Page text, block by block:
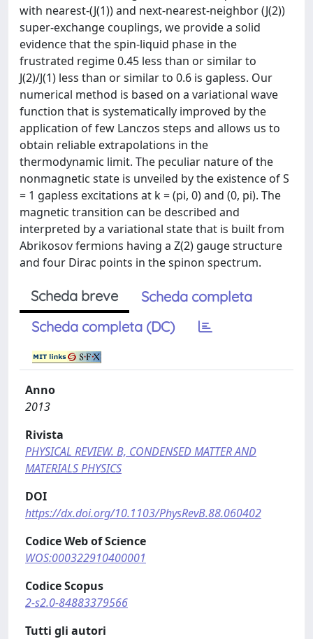
with nearest-(J(1)) and next-nearest-neighbor (J(2))
super-exchange couplings, we provide a solid
evidence that the spin-liquid phase in the
frustrated regime 0.45 less than or similar to
J(2)/J(1) less than or similar to 0.6 is gapless. Our
numerical method is based on a variational wave
function that is systematically improved by the
application of few Lanczos steps and allows us to
obtain reliable extrapolations in the
thermodynamic limit. The peculiar nature of the
nonmagnetic state is unveiled by the existence of S
= 1 gapless excitations at k = (pi, 0) and (0, pi). The
magnetic transition can be described and
interpreted by a variational state that is built from
Abrikosov fermions having a Z(2) gauge structure
and four Dirac points in the spinon spectrum.
Scheda breve
Scheda completa
Scheda completa (DC)
Anno
2013
Rivista
PHYSICAL REVIEW. B, CONDENSED MATTER AND
MATERIALS PHYSICS
DOI
https://dx.doi.org/10.1103/PhysRevB.88.060402
Codice Web of Science
WOS:000322910400001
Codice Scopus
2-s2.0-84883379566
Tutti gli autori